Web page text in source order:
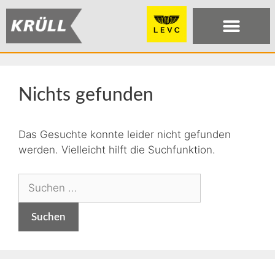
Nichts gefunden
Das Gesuchte konnte leider nicht gefunden
werden. Vielleicht hilft die Suchfunktion.